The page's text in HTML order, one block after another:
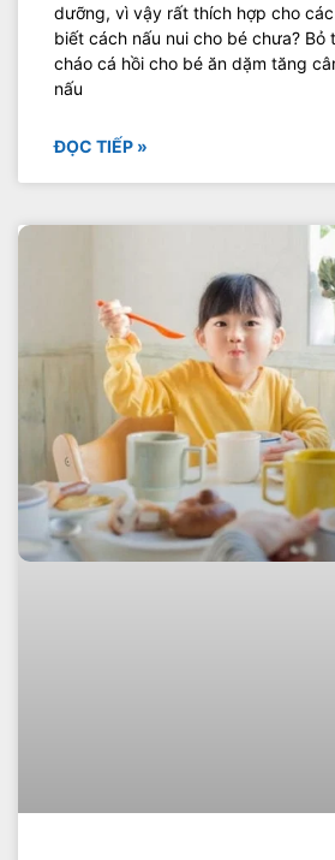
dưỡng, vì vậy rất thích hợp cho
biết cách nấu nui cho bé chưa? Bỏ
cháo cá hồi cho bé ăn dặm tăng
nấu
ĐỌC TIẾP »